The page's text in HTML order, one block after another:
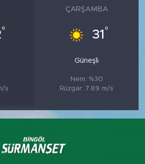
°
s
ÇARŞAMBA
31 °
Güneşli
Nem: %30
Rüzgar: 7.89 m/s